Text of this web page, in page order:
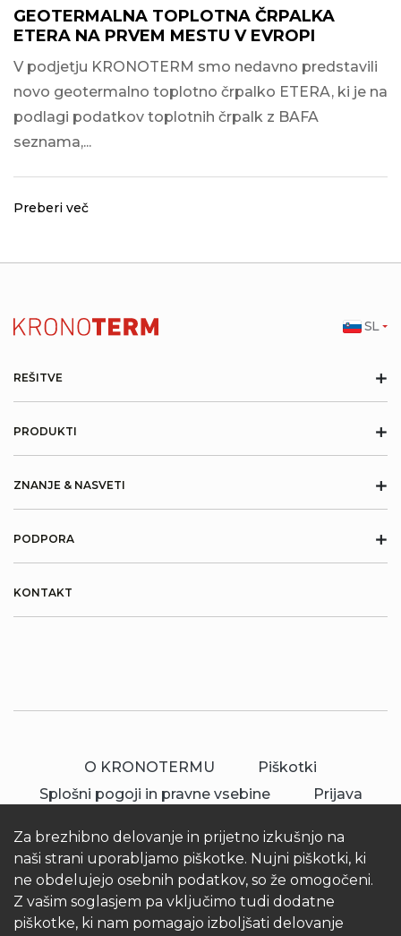
GEOTERMALNA TOPLOTNA ČRPALKA
ETERA NA PRVEM MESTU V EVROPI
V podjetju KRONOTERM smo nedavno predstavili
novo geotermalno toplotno črpalko ETERA, ki je na
podlagi podatkov toplotnih črpalk z BAFA
seznama,...
Preberi več
Za brezhibno delovanje in prijetno izkušnjo na
naši strani uporabljamo piškotke. Nujni piškotki, ki
ne obdelujejo osebnih podatkov, so že omogočeni.
Z vašim soglasjem pa vključimo tudi dodatne
piškotke, ki nam pomagajo izboljšati delovanje
REŠITVE +
PRODUKTI +
ZNANJE & NASVETI +
PODPORA +
KONTAKT
O KRONOTERMU
Piškotki
Splošni pogoji in pravne vsebine
Prijava
SL